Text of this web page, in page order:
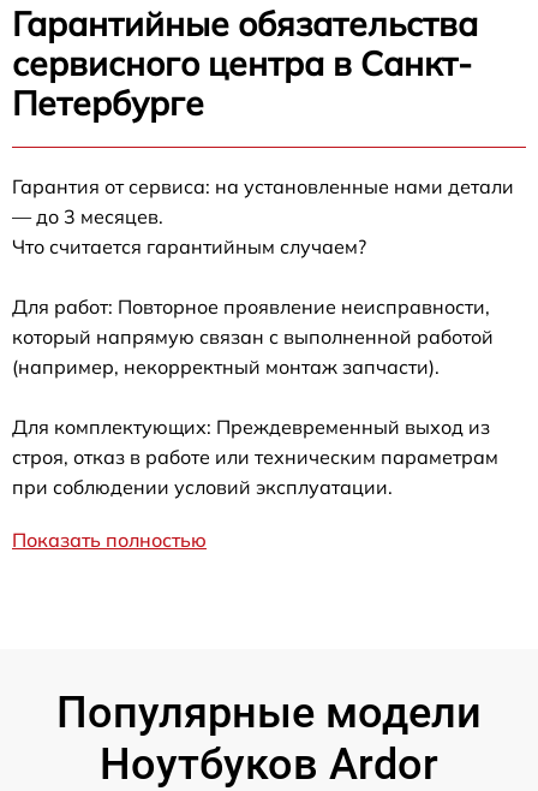
Гарантийные обязательства
сервисного центра в Санкт-
Петербурге
Гарантия от сервиса: на установленные нами детали
— до 3 месяцев.
Что считается гарантийным случаем?
Для работ: Повторное проявление неисправности,
который напрямую связан с выполненной работой
(например, некорректный монтаж запчасти).
Для комплектующих: Преждевременный выход из
строя, отказ в работе или техническим параметрам
при соблюдении условий эксплуатации.
Показать полностью
Популярные модели
Ноутбуков Ardor